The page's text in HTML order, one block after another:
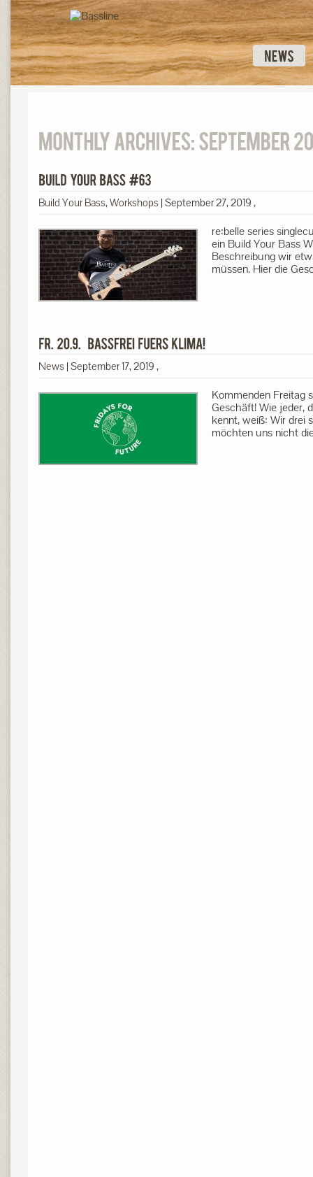
Build Your Bass,Workshops | September 27, 2019 ,
re:belle series
ein Build Your Bass
Beschreibung wir
müssen. Hier die
News | September 17, 2019 ,
Kommenden Freitag
Geschäft! Wie jeder,
kennt, weiß: Wir drei
möchten uns nicht